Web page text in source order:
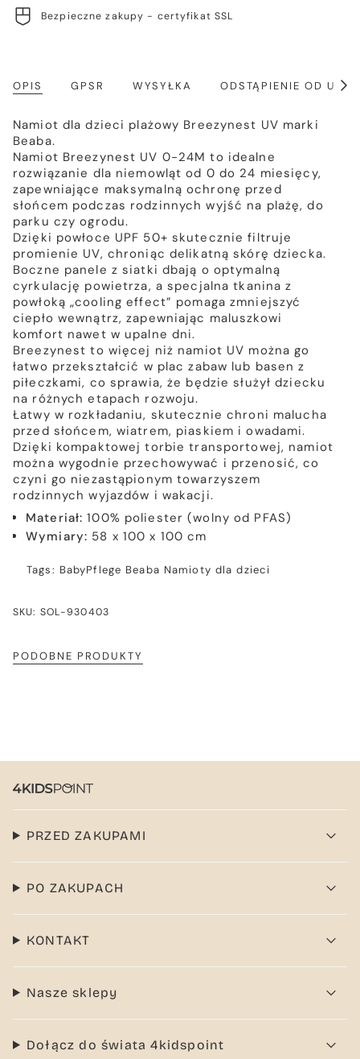
Bezpieczne zakupy - certyfikat SSL
OPIS GPSR WYSYŁKA ODSTĄPIENIE OD
Namiot dla dzieci plażowy Breezynest UV marki
Beaba.
Namiot Breezynest UV 0-24M to idealne
rozwiązanie dla niemowląt od 0 do 24 miesięcy,
zapewniające maksymalną ochronę przed
słońcem podczas rodzinnych wyjść na plażę, do
parku czy ogrodu.
Dzięki powłoce UPF 50+ skutecznie filtruje
promienie UV, chroniąc delikatną skórę dziecka.
Boczne panele z siatki dbają o optymalną
cyrkulację powietrza, a specjalna tkanina z
powłoką „cooling effect” pomaga zmniejszyć
ciepło wewnątrz, zapewniając maluszkowi
komfort nawet w upalne dni.
Breezynest to więcej niż namiot UV można go
łatwo przekształcić w plac zabaw lub basen z
piłeczkami, co sprawia, że będzie służył dziecku
na różnych etapach rozwoju.
Łatwy w rozkładaniu, skutecznie chroni malucha
przed słońcem, wiatrem, piaskiem i owadami.
Dzięki kompaktowej torbie transportowej, namiot
można wygodnie przechowywać i przenosić, co
czyni go niezastąpionym towarzyszem
rodzinnych wyjazdów i wakacji.
Materiał: 100% poliester (wolny od PFAS)
Wymiary: 58 x 100 x 100 cm
Tags: BabyPflege Beaba Namioty dla dzieci
SKU: SOL-930403
PODOBNE PRODUKTY
PRZED ZAKUPAMI
PO ZAKUPACH
KONTAKT
Nasze sklepy
Dołącz do świata 4kidspoint